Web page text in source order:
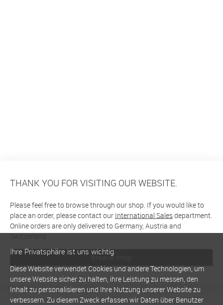
THANK YOU FOR VISITING OUR WEBSITE.
Please feel free to browse through our shop. If you would like to
place an order, please contact our International Salesdepartment.
Online orders are only delivered to Germany, Austria and
Switzerland
Browse shop
Ihre Privatsphäre ist uns wichtig
Diese Website verwendet Cookies und andere Technologien, um
unsere Website sicher zu halten, ihre Leistung zu messen, den
Inhalt zu personalisieren und Ihre Nutzung unserer Website zu
verbessern. Zu diesem Zweck erfassen wir Daten über Benutzer